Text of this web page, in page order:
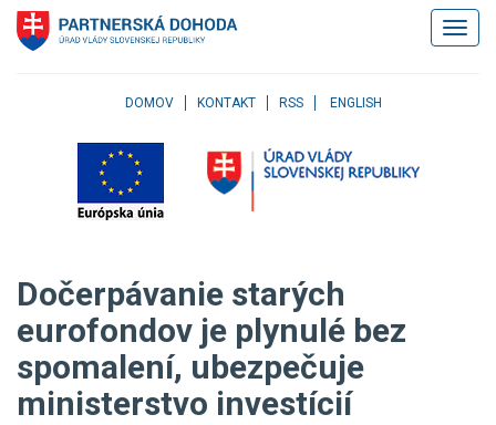
Klávesové
skratky
Skočiť
menu
na
užívateľské
menu
Skočiť
DOMOV KONTAKT RSS ENGLISH
Dočerpávanie starých
eurofondov je plynulé bez
spomalení, ubezpečuje
ministerstvo investícií